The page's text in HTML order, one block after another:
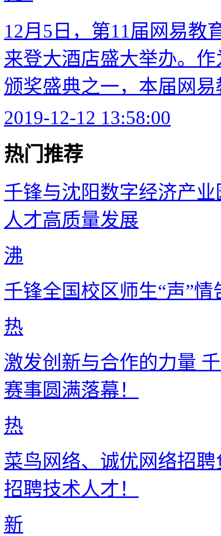
12月5日，第11届网易教
来登大酒店盛大举办。
颁奖盛典之一，本届网
2019-12-12 13:58:00
热门推荐
千锋与沈阳数字经济产
人才高质量发展
沸
千锋全国校区师生“声”
热
激发创新与合作的力量
赛事圆满落幕！
热
菜鸟网络、诚优网络招
招聘技术人才！
新